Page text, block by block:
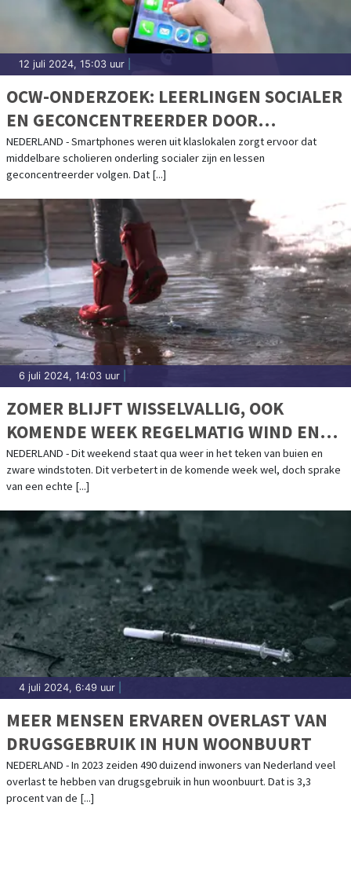
12 juli 2024, 15:03 uur
OCW-ONDERZOEK: LEERLINGEN SOCIALER
EN GECONCENTREERDER DOOR
MOBIELTJESAFSPRAAK
NEDERLAND - Smartphones weren uit klaslokalen zorgt ervoor dat
middelbare scholieren onderling socialer zijn en lessen
geconcentreerder volgen. Dat [...]
6 juli 2024, 14:03 uur
ZOMER BLIJFT WISSELVALLIG, OOK
KOMENDE WEEK REGELMATIG WIND EN
BUIEN
NEDERLAND - Dit weekend staat qua weer in het teken van buien en
zware windstoten. Dit verbetert in de komende week wel, doch sprake
van een echte [...]
4 juli 2024, 6:49 uur
MEER MENSEN ERVAREN OVERLAST VAN
DRUGSGEBRUIK IN HUN WOONBUURT
NEDERLAND - In 2023 zeiden 490 duizend inwoners van Nederland veel
overlast te hebben van drugsgebruik in hun woonbuurt. Dat is 3,3
procent van de [...]